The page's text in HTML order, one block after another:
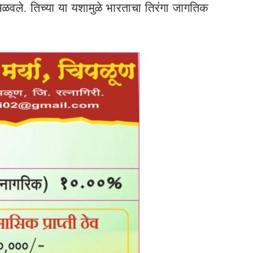
तिच्या या यशामुळे भारताचा तिरंगा जागतिक